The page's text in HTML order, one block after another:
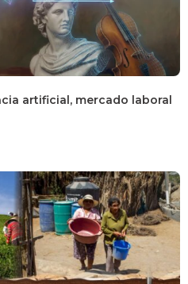
artificial, mercado laboral